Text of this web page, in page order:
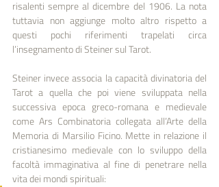
risalenti sempre al dicembre del 1906. La nota
tuttavia non aggiunge molto altro rispetto a
questi pochi riferimenti trapelati circa
l’insegnamento di Steiner sul Tarot.
Steiner invece associa la capacità divinatoria del
Tarot a quella che poi viene sviluppata nella
successiva epoca greco-romana e medievale
come Ars Combinatoria collegata all’Arte della
Memoria di Marsilio Ficino. Mette in relazione il
cristianesimo medievale con lo sviluppo della
facoltà immaginativa al fine di penetrare nella
vita dei mondi spirituali: